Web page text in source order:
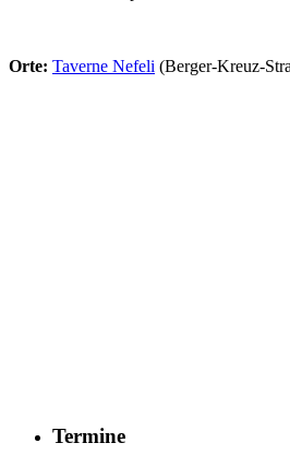
Orte: Taverne Nefeli (Berger-Kreuz-
Termine